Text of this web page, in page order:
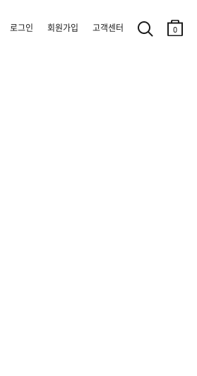
로그인 회원가입 고객센터 0